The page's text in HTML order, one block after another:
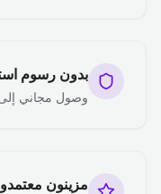
بدون رسوم
وصول مجاني
مزينون